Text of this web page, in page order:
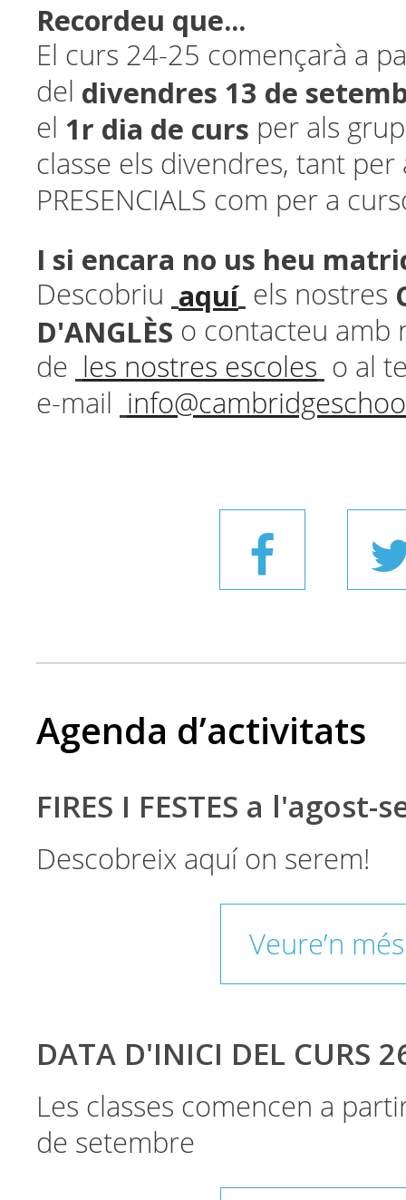
Recordeu que...
El curs 24-25 començarà a
del divendres 13 de
el 1r dia de curs per als
classe els divendres, tant per
PRESENCIALS com per a
I si encara no us heu
Descobriu aquí els nostres
D'ANGLÈS o contacteu amb
de
les nostres escoles o al
e-mail
Agenda d’activitats
FIRES I FESTES a l'agost-
Descobreix aquí on serem!
Veure’n més
DATA D'INICI DEL CURS
Les classes comencen a
de setembre